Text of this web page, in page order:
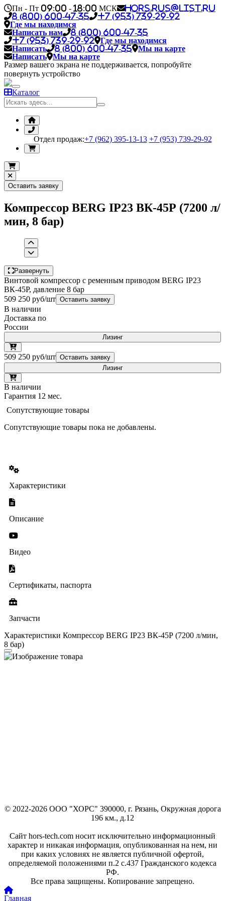
Пн - Пт 09:00 - 18:00 МСК
hors.rus@list.ru
8 (800) 600-47-35
+7 (953) 739-29-92
Где мы находимся
Написать нам
8 (800) 600-47-35
+7 (953) 739-29-92
Где мы находимся
Написать
8 (800) 600-47-35
Мы на карте
Написать
Мы на карте
Размер вашего экрана не поддерживается, попробуйте
повернуть устройство
Каталог
Отдел продаж:+7 (962) 395-13-13 +7 (953) 739-29-92
Оставить заявку
Компрессор BERG IP23 ВК-45Р (7200 л/
мин, 8 бар)
Развернуть
Винтовой компрессор с ременным приводом BERG IP23
ВК-45Р, давление 8 бар
509 250 руб/шт Оставить заявку
В наличии
Доставка по
России
Лизинг
509 250 руб/шт Оставить заявку
Лизинг
В наличии
Гарантия 12 мес.
Сопутствующие товары
Сопутствующие товары пока не добавлены.
Характеристики
Описание
Видео
Сертификаты, паспорта
Запчасти
Характеристики Компрессор BERG IP23 ВК-45Р (7200 л/мин,
8 бар)
© 2022-2026 ООО "ХОРС" 390000, г. Рязань, Окружная дорога
196 км., д.12
Сайт hors-tech.com носит исключительно информационный
характер и никакая информация, опубликованная на нем, ни
при каких условиях не является публичной офертой,
определяемой положениями п.2 с.437 Гражданского кодекса
РФ.
Все права защищены. Копирование запрещено.
Главная